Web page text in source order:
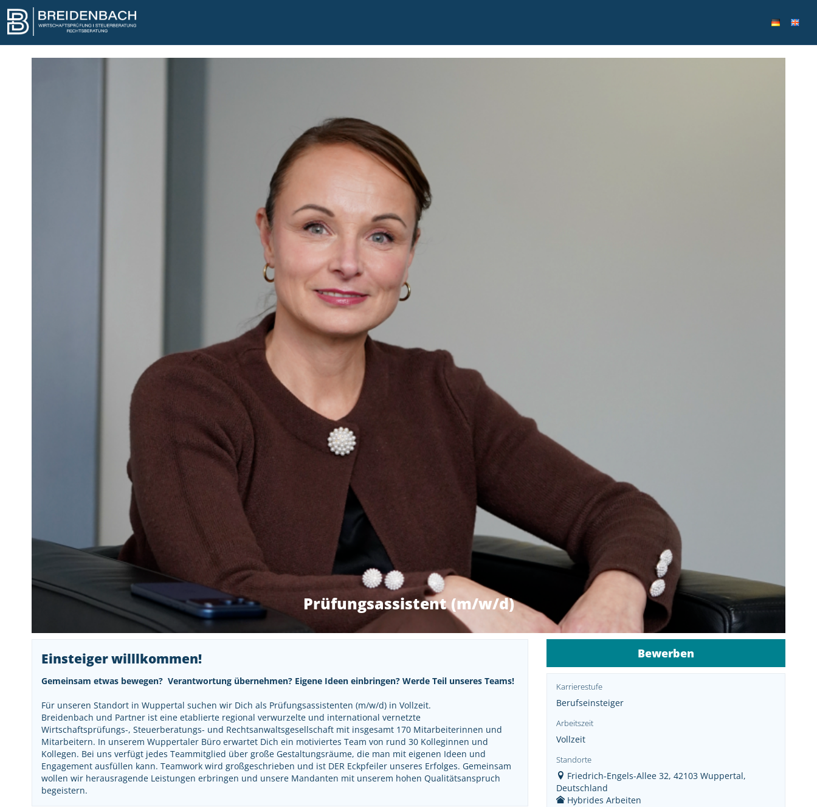
Prüfungsassistent (m/w/d)
Einsteiger willlkommen!
Gemeinsam etwas bewegen? Verantwortung übernehmen? Eigene Ideen einbringen? Werde Teil unseres Teams!
Für unseren Standort in Wuppertal suchen wir Dich als Prüfungsassistenten (m/w/d) in Vollzeit.
Breidenbach und Partner ist eine etablierte regional verwurzelte und international vernetzte
Wirtschaftsprüfungs-, Steuerberatungs- und Rechtsanwaltsgesellschaft mit insgesamt 170 Mitarbeiterinnen und
Mitarbeitern. In unserem Wuppertaler Büro erwartet Dich ein motiviertes Team von rund 30 Kolleginnen und
Kollegen. Bei uns verfügt jedes Teammitglied über große Gestaltungsräume, die man mit eigenen Ideen und
Engagement ausfüllen kann. Teamwork wird großgeschrieben und ist DER Eckpfeiler unseres Erfolges. Gemeinsam
wollen wir herausragende Leistungen erbringen und unsere Mandanten mit unserem hohen Qualitätsanspruch
begeistern.
Bewerben
Karrierestufe
Berufseinsteiger
Arbeitszeit
Vollzeit
Standorte
Friedrich-Engels-Allee 32, 42103 Wuppertal,
Deutschland
Hybrides Arbeiten